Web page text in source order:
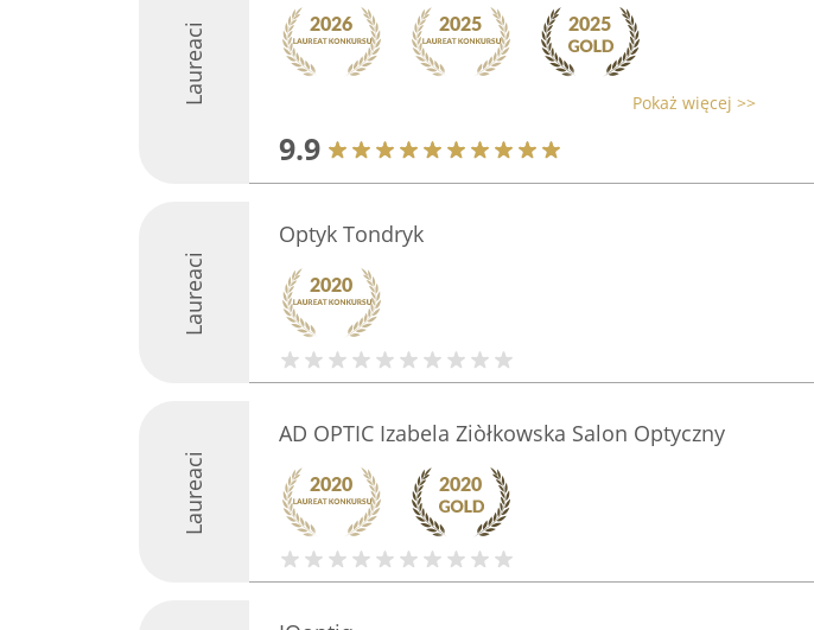
Laureaci Pokaż więcej >>
9.9
Laureaci
Optyk Tondryk
Laureaci
AD OPTIC Izabela Ziòłkowska Salon Optyczny